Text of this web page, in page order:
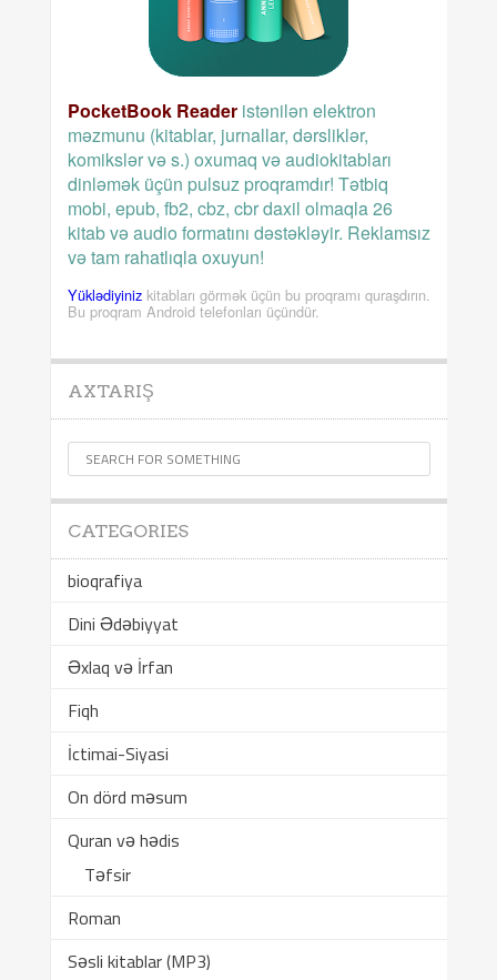
PocketBook Readeristənilən elektron
məzmunu (kitablar, jurnallar, dərsliklər,
komikslər və s.) oxumaq və audiokitabları
dinləmək üçün pulsuz proqramdır! Tətbiq
mobi, epub, fb2, cbz, cbr daxil olmaqla 26
kitab və audio formatını dəstəkləyir. Reklamsız
və tam rahatlıqla oxuyun!
Yüklədiyinizkitabları görmək üçün bu proqramı quraşdırın.
Bu proqram Android telefonları üçündür.
AXTARIŞ
CATEGORIES
bioqrafiya
Dini Ədəbiyyat
Əxlaq və İrfan
Fiqh
İctimai-Siyasi
On dörd məsum
Quran və hədis
Təfsir
Roman
Səsli kitablar (MP3)